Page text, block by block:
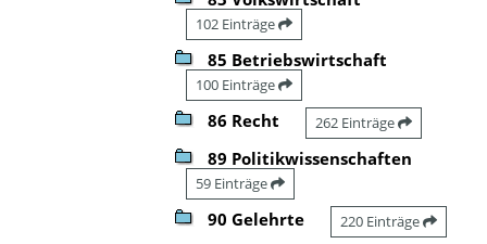
102 Einträge
85 Betriebswirtschaft
100 Einträge
86 Recht 262 Einträge
89 Politikwissenschaften
59 Einträge
90 Gelehrte 220 Einträge